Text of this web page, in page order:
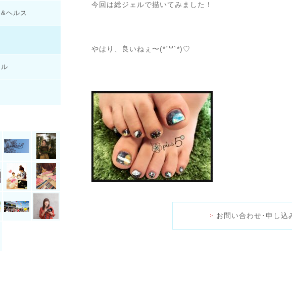
今回は総ジェルで描いてみました！
やはり、良いねぇ〜(*´꒳`*)♡
お問い合わせ･申し込
ヘルス